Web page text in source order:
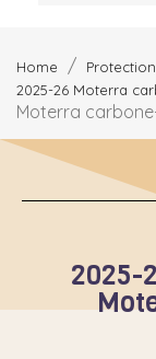
Home
2025-26 Moterra
Moterra
2025-